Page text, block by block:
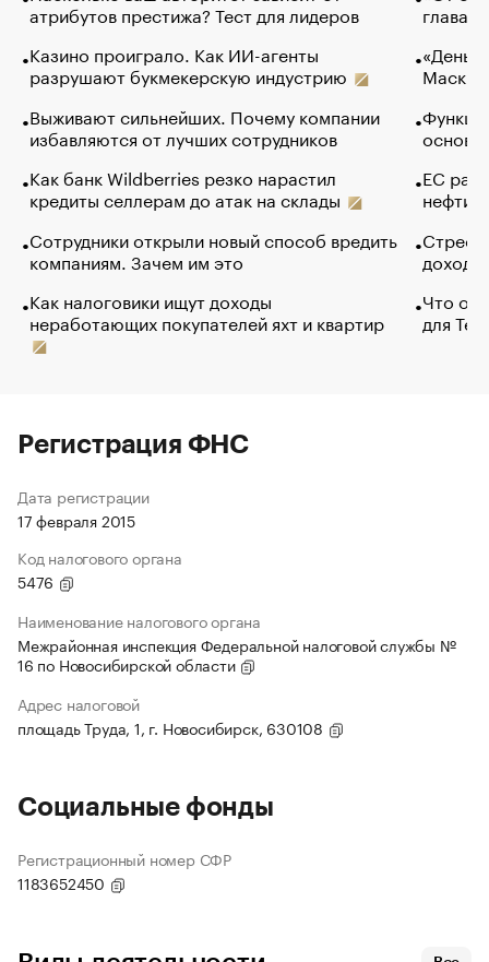
атрибутов престижа? Тест для лидеров
Казино проиграло. Как ИИ-агенты
разрушают букмекерскую индустрию
Выживают сильнейших. Почему компании
избавляются от лучших сотрудников
Как банк Wildberries резко нарастил
кредиты селлерам до атак на склады
Сотрудники открыли новый способ вредить
компаниям. Зачем им это
Как налоговики ищут доходы
неработающих покупателей яхт и квартир
глава
Маск в
основ
ЕС
нефти
Что
для
Регистрация ФНС
Дата регистрации
17 февраля 2015
Код налогового органа
5476
Наименование налогового органа
Межрайонная инспекция Федеральной налоговой службы №
16 по Новосибирской области
Адрес налоговой
площадь Труда, 1, г. Новосибирск, 630108
Социальные фонды
Регистрационный номер СФР
1183652450